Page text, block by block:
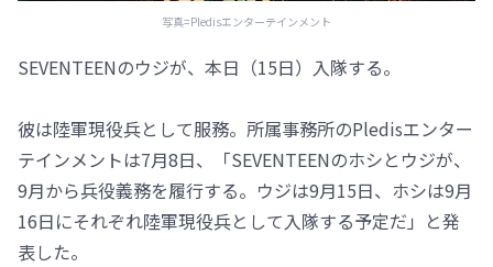
写真=Pledisエンターテインメント
SEVENTEENのウジが、本日（15日）入隊する。
彼は陸軍現役兵として服務。所属事務所のPledisエンター
テインメントは7月8日、「SEVENTEENのホシとウジが、
9月から兵役義務を履行する。ウジは9月15日、ホシは9月
16日にそれぞれ陸軍現役兵として入隊する予定だ」と発
表した。